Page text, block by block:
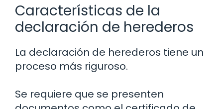
Características de la
declaración de herederos
La declaración de herederos tiene un
proceso más riguroso.
Se requiere que se presenten